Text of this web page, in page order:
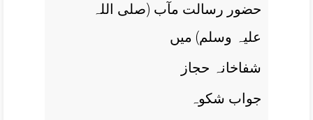
حضور رسالت مآب (صلی اللہ
علیہ وسلم) ميں
شفاخانہ حجاز
جواب شکوہ